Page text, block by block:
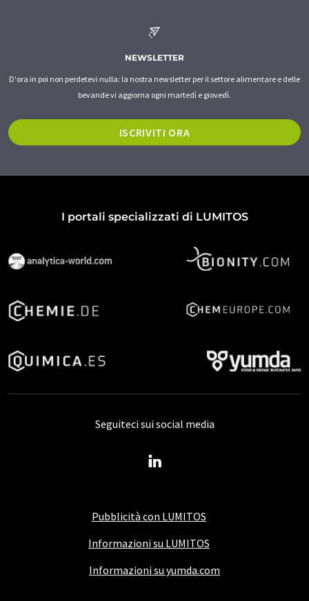
NEWSLETTER
D'ora in poi non perdetevi nulla: la nostra newsletter per il settore alimentare e delle
bevande vi aggiorna ogni martedì e giovedì.
ISCRIVITI ORA
I portali specializzati di LUMITOS
Pubblicità con LUMITOS
Informazioni su LUMITOS
Informazioni su yumda.com
Seguiteci sui social media